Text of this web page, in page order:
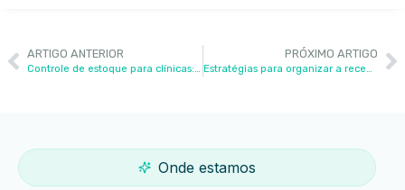
ARTIGO ANTERIOR
Controle de estoque para clínicas: o guia completo para evitar desperdícios de materiais
PRÓXIMO ARTIGO
Estratégias para organizar a recepção e reduzir a espera
Onde estamos